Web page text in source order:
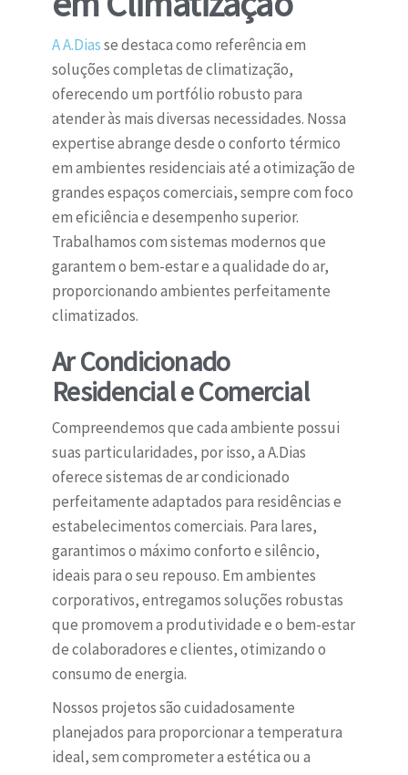
A A.Diasse destaca como referência em
soluções completas de climatização,
oferecendo um portfólio robusto para
atender às mais diversas necessidades. Nossa
expertise abrange desde o conforto térmico
em ambientes residenciais até a otimização de
grandes espaços comerciais, sempre com foco
em eficiência e desempenho superior.
Trabalhamos com sistemas modernos que
garantem o bem-estar e a qualidade do ar,
proporcionando ambientes perfeitamente
climatizados.
Ar Condicionado
Residencial e Comercial
Compreendemos que cada ambiente possui
suas particularidades, por isso, a A.Dias
oferece sistemas de ar condicionado
perfeitamente adaptados para residências e
estabelecimentos comerciais. Para lares,
garantimos o máximo conforto e silêncio,
ideais para o seu repouso. Em ambientes
corporativos, entregamos soluções robustas
que promovem a produtividade e o bem-estar
de colaboradores e clientes, otimizando o
consumo de energia.
Nossos projetos são cuidadosamente
planejados para proporcionar a temperatura
ideal, sem comprometer a estética ou a